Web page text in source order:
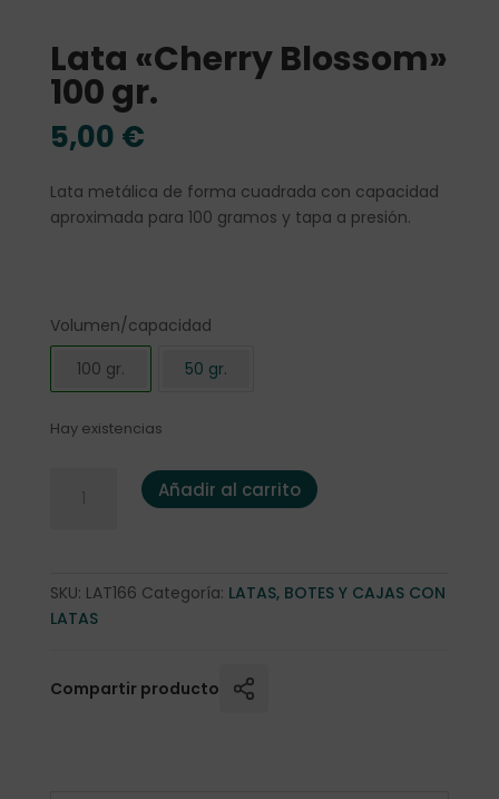
Lata «Cherry Blossom»
100 gr.
5,00 €
Lata metálica de forma cuadrada con capacidad
aproximada para 100 gramos y tapa a presión.
Volumen/capacidad
100 gr.
50 gr.
Hay existencias
Lata "Cherry Blossom" 100 gr. cantidad
Añadir al carrito
SKU: LAT166 Categoría: LATAS, BOTES Y CAJAS CON
LATAS
Compartir producto